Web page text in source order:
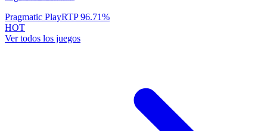
Pragmatic PlayRTP96.71%
HOT
Ver todos los juegos